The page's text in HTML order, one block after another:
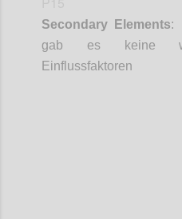
Secondary Elements:
gab es keine
Einflussfaktoren